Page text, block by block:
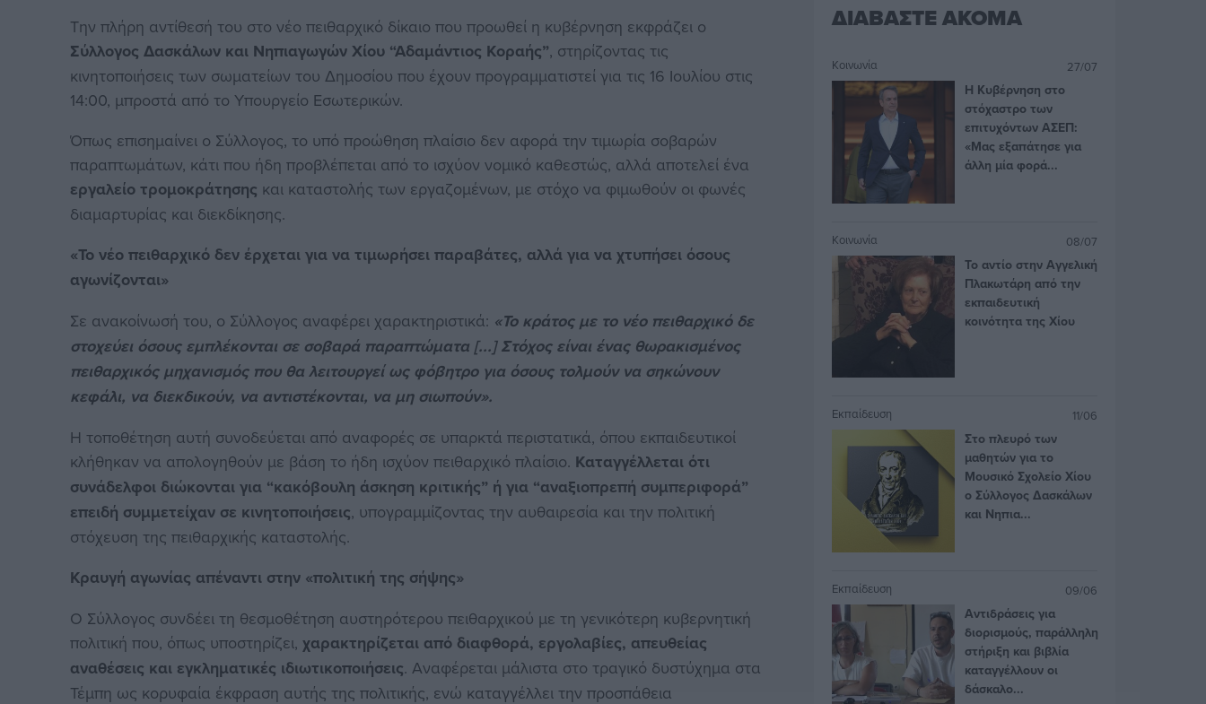
Την πλήρη αντίθεσή του στο νέο πειθαρχικό δίκαιο που προωθεί η κυβέρνηση εκφράζει ο
Σύλλογος Δασκάλων και Νηπιαγωγών Χίου “Αδαμάντιος Κοραής”, στηρίζοντας τις
κινητοποιήσεις των σωματείων του Δημοσίου που έχουν προγραμματιστεί για τις 16 Ιουλίου στις
14:00, μπροστά από το Υπουργείο Εσωτερικών.
Όπως επισημαίνει ο Σύλλογος, το υπό προώθηση πλαίσιο δεν αφορά την τιμωρία σοβαρών
παραπτωμάτων, κάτι που ήδη προβλέπεται από το ισχύον νομικό καθεστώς, αλλά αποτελεί ένα
εργαλείο τρομοκράτησης και καταστολής των εργαζομένων, με στόχο να φιμωθούν οι φωνές
διαμαρτυρίας και διεκδίκησης.
«Το νέο πειθαρχικό δεν έρχεται για να τιμωρήσει παραβάτες, αλλά για να χτυπήσει όσους
αγωνίζονται»
Σε ανακοίνωσή του, ο Σύλλογος αναφέρει χαρακτηριστικά: «Το κράτος με το νέο πειθαρχικό δε
στοχεύει όσους εμπλέκονται σε σοβαρά παραπτώματα [...] Στόχος είναι ένας θωρακισμένος
πειθαρχικός μηχανισμός που θα λειτουργεί ως φόβητρο για όσους τολμούν να σηκώνουν
κεφάλι, να διεκδικούν, να αντιστέκονται, να μη σιωπούν».
Η τοποθέτηση αυτή συνοδεύεται από αναφορές σε υπαρκτά περιστατικά, όπου εκπαιδευτικοί
κλήθηκαν να απολογηθούν με βάση το ήδη ισχύον πειθαρχικό πλαίσιο. Καταγγέλλεται ότι
συνάδελφοι διώκονται για “κακόβουλη άσκηση κριτικής” ή για “αναξιοπρεπή συμπεριφορά”
επειδή συμμετείχαν σε κινητοποιήσεις, υπογραμμίζοντας την αυθαιρεσία και την πολιτική
στόχευση της πειθαρχικής καταστολής.
Κραυγή αγωνίας απέναντι στην «πολιτική της σήψης»
Ο Σύλλογος συνδέει τη θεσμοθέτηση αυστηρότερου πειθαρχικού με τη γενικότερη κυβερνητική
πολιτική που, όπως υποστηρίζει,χαρακτηρίζεται από διαφθορά, εργολαβίες, απευθείας
αναθέσεις και εγκληματικές ιδιωτικοποιήσεις. Αναφέρεται μάλιστα στο τραγικό δυστύχημα στα
Τέμπη ως κορυφαία έκφραση αυτής της πολιτικής, ενώ καταγγέλλει την προσπάθεια
ΔΙΑΒΑΣΤΕ ΑΚΟΜΑ
Κοινωνία 27/07
Η Κυβέρνηση στο
στόχαστρο των
επιτυχόντων ΑΣΕΠ:
«Μας εξαπάτησε για
άλλη μία φορά...
Κοινωνία 08/07
Το αντίο στην Αγγελική
Πλακωτάρη από την
εκπαιδευτική
κοινότητα της Χίου
Εκπαίδευση 11/06
Στο πλευρό των
μαθητών για το
Μουσικό Σχολείο Χίου
ο Σύλλογος Δασκάλων
και Νηπια...
Εκπαίδευση 09/06
Αντιδράσεις για
διορισμούς, παράλληλη
στήριξη και βιβλία
καταγγέλλουν οι
δάσκαλο...